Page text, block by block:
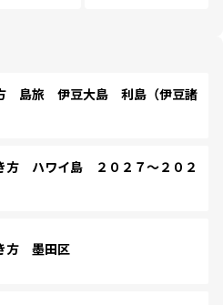
島旅 伊豆大島 利島（伊豆諸
方 ハワイ島 ２０２７～２０２
方 墨田区